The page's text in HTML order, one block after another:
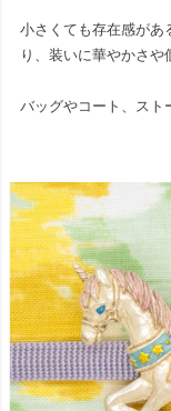
小さくても存在感があ
り、装いに華やかさや
バッグやコート、スト